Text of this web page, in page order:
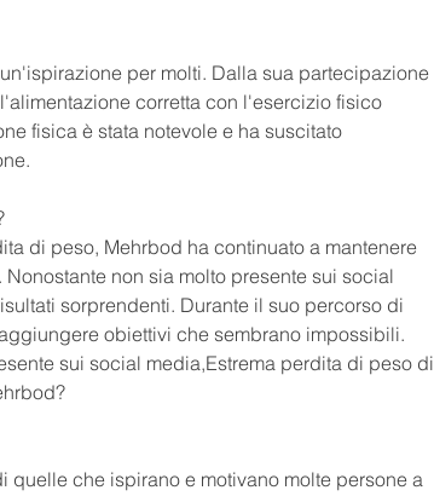
per molti. Dalla sua partecipazione
corretta con l'esercizio fisico
fisica è stata notevole e ha suscitato
di peso, Mehrbod ha continuato a mantenere
non sia molto presente sui social
sorprendenti. Durante il suo percorso di
obiettivi che sembrano impossibili.
sui social media,Estrema perdita di peso di
quelle che ispirano e motivano molte persone a